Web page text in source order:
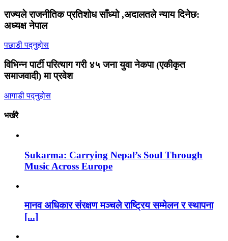
राज्यले राजनीतिक प्रतिशोध साँध्यो ,अदालतले न्याय दिनेछ:
अध्यक्ष नेपाल
पछाडी पद्नुहोस
विभिन्न पार्टी परित्याग गरी ४५ जना युवा नेकपा (एकीकृत
समाजवादी) मा प्रवेश
आगाडी पद्नुहोस
भर्खरै
Sukarma: Carrying Nepal’s Soul Through
Music Across Europe
मानव अधिकार संरक्षण मञ्चले राष्ट्रिय सम्मेलन र स्थापना
[...]